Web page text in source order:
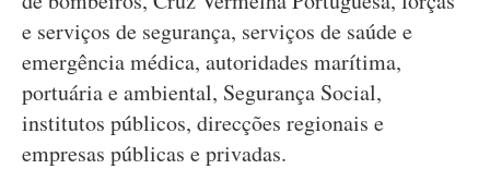
e serviços de segurança, serviços de saúde e
emergência médica, autoridades marítima,
portuária e ambiental, Segurança Social,
institutos públicos, direcções regionais e
empresas públicas e privadas.